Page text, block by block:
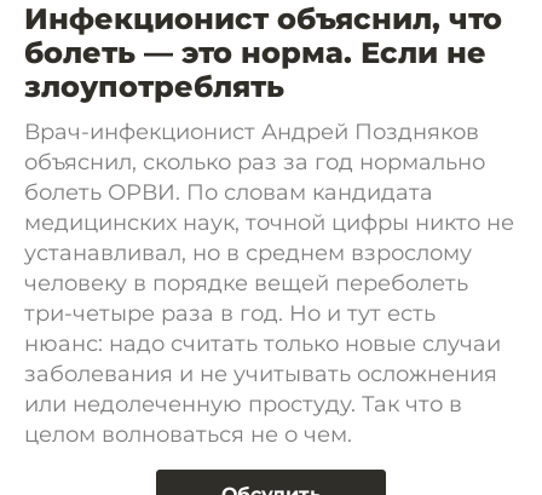
Инфекционист объяснил, что
болеть — это норма. Если не
злоупотреблять
Врач-инфекционист Андрей Поздняков
объяснил, сколько раз за год нормально
болеть ОРВИ. По словам кандидата
медицинских наук, точной цифры никто не
устанавливал, но в среднем взрослому
человеку в порядке вещей переболеть
три-четыре раза в год. Но и тут есть
нюанс: надо считать только новые случаи
заболевания и не учитывать осложнения
или недолеченную простуду. Так что в
целом волноваться не о чем.